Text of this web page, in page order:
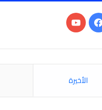
فيسبوك‫YouTube
الأخيرة